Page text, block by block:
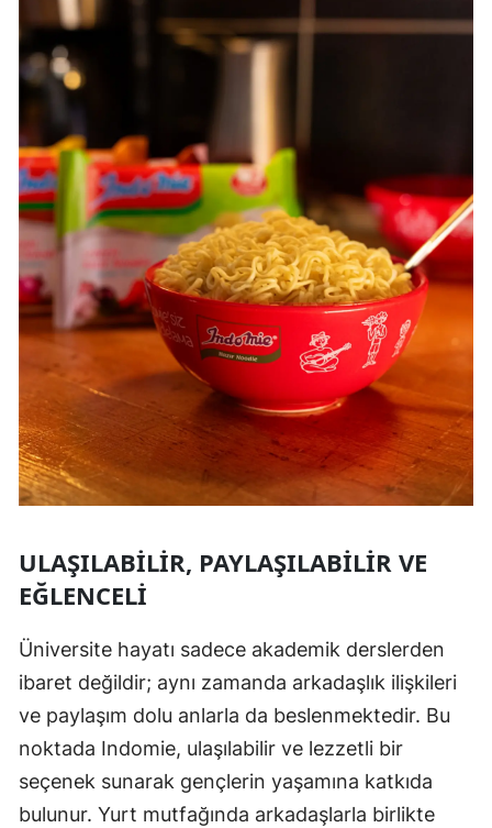
ULAŞILABILIR, PAYLAŞILABILIR VE
EĞLENCELI
Üniversite hayatı sadece akademik derslerden
ibaret değildir; aynı zamanda arkadaşlık ilişkileri
ve paylaşım dolu anlarla da beslenmektedir. Bu
noktada Indomie, ulaşılabilir ve lezzetli bir
seçenek sunarak gençlerin yaşamına katkıda
bulunur. Yurt mutfağında arkadaşlarla birlikte